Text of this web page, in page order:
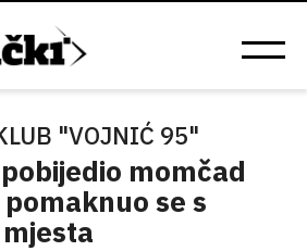
"VOJNIĆ 95"
momčad
se s